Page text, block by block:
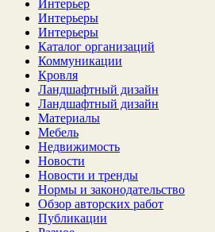
Интерьер
Интерьеры
Интерьеры
Каталог организаций
Коммуникации
Кровля
Ландшафтный дизайн
Ландшафтный дизайн
Материалы
Мебель
Недвижимость
Новости
Новости и тренды
Нормы и законодательство
Обзор авторских работ
Публикации